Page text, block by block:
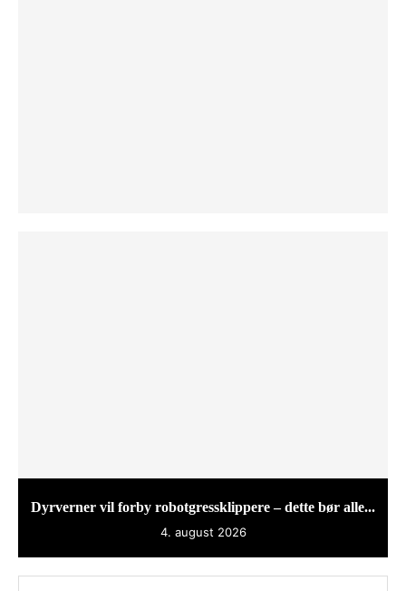
Dyrverner vil forby robotgressklippere – dette bør alle...
4. august 2026